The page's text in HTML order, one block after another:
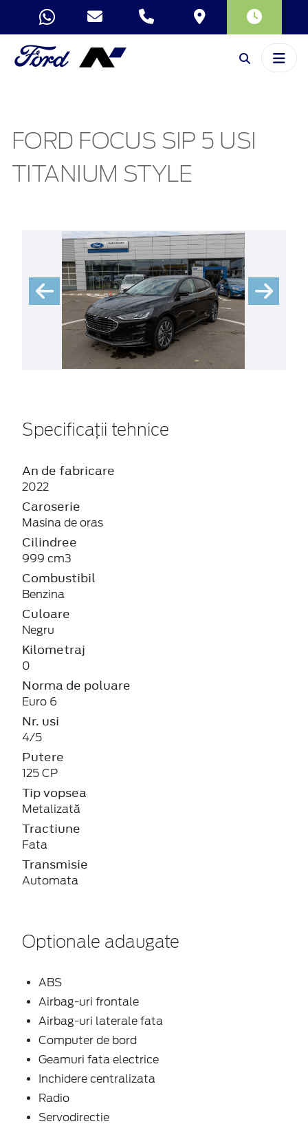
FORD FOCUS SIP 5 USI
TITANIUM STYLE
Specificații tehnice
An de fabricare
2022
Caroserie
Masina de oras
Cilindree
999 cm3
Combustibil
Benzina
Culoare
Negru
Kilometraj
0
Norma de poluare
Euro 6
Nr. usi
4/5
Putere
125 CP
Tip vopsea
Metalizată
Tractiune
Fata
Transmisie
Automata
Optionale adaugate
ABS
Airbag-uri frontale
Airbag-uri laterale fata
Computer de bord
Geamuri fata electrice
Inchidere centralizata
Radio
Servodirectie